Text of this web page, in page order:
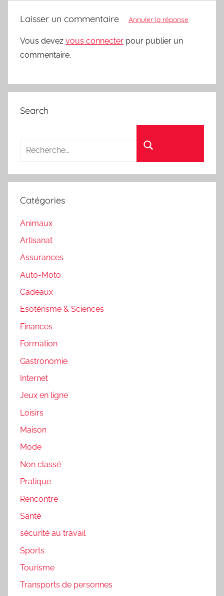
Laisser un commentaire Annuler la réponse
Vous devez vous connecter pour publier un
commentaire.
Search
Catégories
Animaux
Artisanat
Assurances
Auto-Moto
Cadeaux
Esotérisme & Sciences
Finances
Formation
Gastronomie
Internet
Jeux en ligne
Loisirs
Maison
Mode
Non classé
Pratique
Rencontre
Santé
sécurité au travail
Sports
Tourisme
Transports de personnes